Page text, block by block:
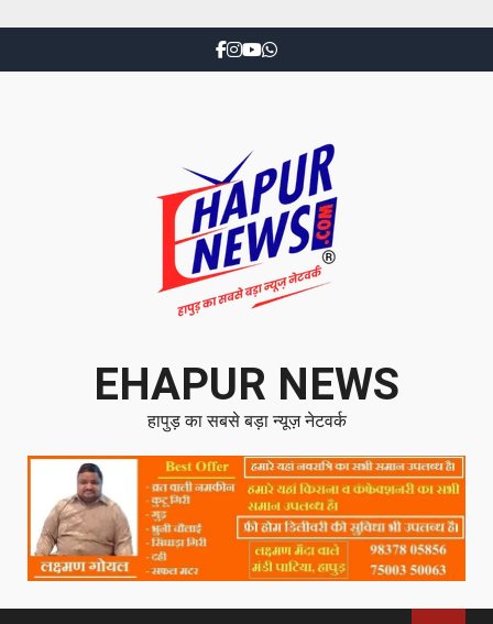
EHAPUR NEWS
हापुड़ का सबसे बड़ा न्यूज़ नेटवर्क